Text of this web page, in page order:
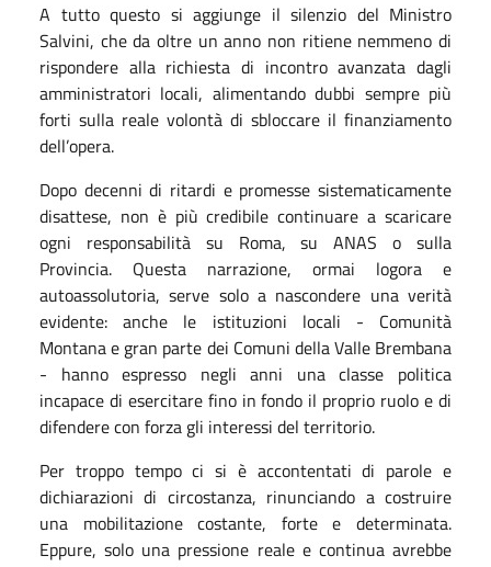
A tutto questo si aggiunge il silenzio del Ministro
Salvini, che da oltre un anno non ritiene nemmeno di
rispondere alla richiesta di incontro avanzata dagli
amministratori locali, alimentando dubbi sempre più
forti sulla reale volontà di sbloccare il finanziamento
dell’opera.
Dopo decenni di ritardi e promesse sistematicamente
disattese, non è più credibile continuare a scaricare
ogni responsabilità su Roma, su ANAS o sulla
Provincia. Questa narrazione, ormai logora e
autoassolutoria, serve solo a nascondere una verità
evidente: anche le istituzioni locali - Comunità
Montana e gran parte dei Comuni della Valle Brembana
- hanno espresso negli anni una classe politica
incapace di esercitare fino in fondo il proprio ruolo e di
difendere con forza gli interessi del territorio.
Per troppo tempo ci si è accontentati di parole e
dichiarazioni di circostanza, rinunciando a costruire
una mobilitazione costante, forte e determinata.
Eppure, solo una pressione reale e continua avrebbe